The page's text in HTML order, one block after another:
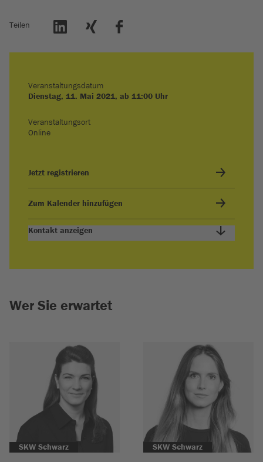
Teilen
Veranstaltungsdatum
Dienstag, 11. Mai 2021, ab 11:00 Uhr
Veranstaltungsort
Online
Jetzt registrieren
Zum Kalender hinzufügen
Kontakt anzeigen
Wer Sie erwartet
SKW Schwarz SKW Schwarz